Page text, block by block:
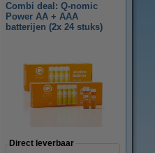
Combi deal: Q-nomic
Power AA + AAA
batterijen (2x 24 stuks)
Direct leverbaar